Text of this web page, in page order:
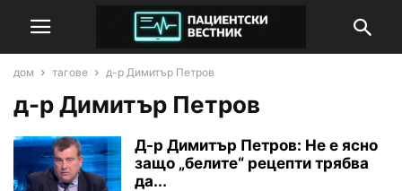
дом тагове д-р Димитър Петров
д-р Димитър Петров
Д-р Димитър Петров: Не е ясно
защо „белите“ рецепти трябва
да...